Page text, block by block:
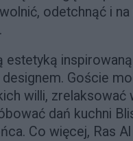
odetchnąć i
Goście
willi, zrelaksować
dań kuchni
Co więcej, Ras